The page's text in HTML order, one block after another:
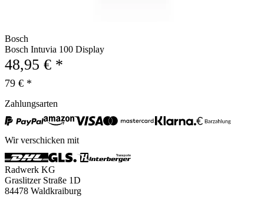
Bosch
Bosch Intuvia 100 Display
48,95 € *
79 € *
Zahlungsarten
Wir verschicken mit
Radwerk KG
Graslitzer Straße 1D
84478 Waldkraiburg